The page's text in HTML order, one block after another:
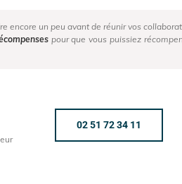
encore un peu avant de réunir vos
pour que vous puissiez
02 51 72 34 11